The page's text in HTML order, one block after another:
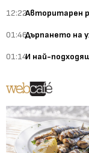
12:22Авторитарен
01:46Дърпането на
01:14И най-